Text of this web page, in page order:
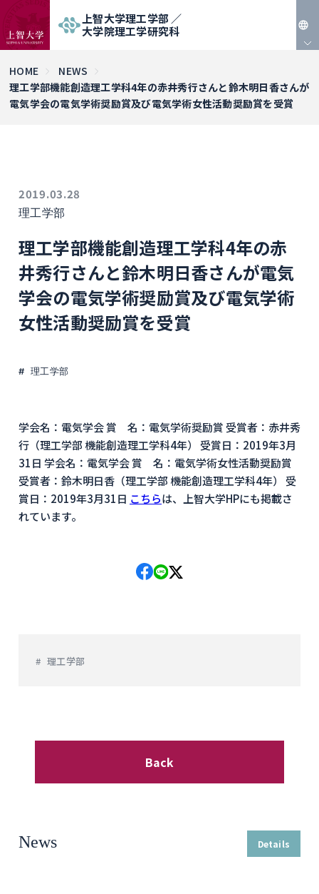
上智大学理工学部 ／
大学院理工学研究科
EN
HOME
NEWS
理工学部機能創造理工学科4年の赤井秀行さんと鈴木明日香さんが
電気学会の電気学術奨励賞及び電気学術女性活動奨励賞を受賞
2019.03.28
理工学部
理工学部機能創造理工学科4年の赤
井秀行さんと鈴木明日香さんが電気
学会の電気学術奨励賞及び電気学術
女性活動奨励賞を受賞
理工学部
学会名：電気学会 賞 名：電気学術奨励賞 受賞者：赤井秀
行（理工学部 機能創造理工学科4年） 受賞日：2019年3月
31日 学会名：電気学会 賞 名：電気学術女性活動奨励賞
受賞者：鈴木明日香（理工学部 機能創造理工学科4年） 受
賞日：2019年3月31日 こちらは、上智大学HPにも掲載さ
れています。
理工学部
Back
News Details